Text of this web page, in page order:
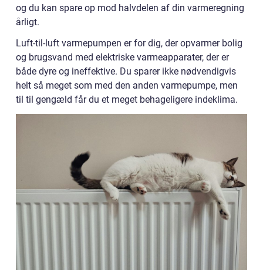
og du kan spare op mod halvdelen af din varmeregning
årligt.
Luft-til-luft varmepumpen er for dig, der opvarmer bolig
og brugsvand med elektriske varmeapparater, der er
både dyre og ineffektive. Du sparer ikke nødvendigvis
helt så meget som med den anden varmepumpe, men
til til gengæld får du et meget behageligere indeklima.